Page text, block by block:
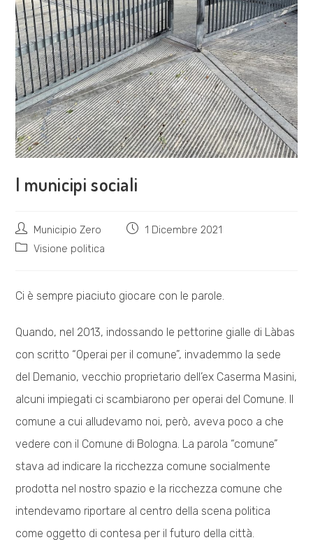
I municipi sociali
Autore
dell'articolo:
Municipio Zero
Articolo1 Dicembre 2021
Categoria
Visione politica
Ci è sempre piaciuto giocare con le parole.
Quando, nel 2013, indossando le pettorine gialle di Làbas
con scritto “Operai per il comune”, invademmo la sede
del Demanio, vecchio proprietario dell’ex Caserma Masini,
alcuni impiegati ci scambiarono per operai del Comune. Il
comune a cui alludevamo noi, però, aveva poco a che
vedere con il Comune di Bologna. La parola “comune”
stava ad indicare la ricchezza comune socialmente
prodotta nel nostro spazio e la ricchezza comune che
intendevamo riportare al centro della scena politica
come oggetto di contesa per il futuro della città.